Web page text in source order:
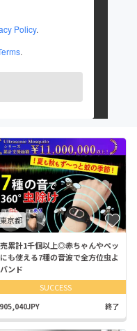
Policy.
.
京都
累計1千個以上◎赤ちゃんやペッ
にも使える7種の音波で全方位虫よ
ンド
SUCCESS
終了